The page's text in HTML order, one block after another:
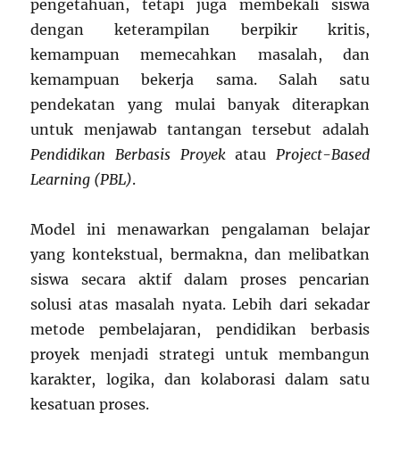
pengetahuan, tetapi juga membekali siswa
dengan keterampilan berpikir kritis,
kemampuan memecahkan masalah, dan
kemampuan bekerja sama. Salah satu
pendekatan yang mulai banyak diterapkan
untuk menjawab tantangan tersebut adalah
Pendidikan Berbasis Proyekatau Project-Based
Learning (PBL).
Model ini menawarkan pengalaman belajar
yang kontekstual, bermakna, dan melibatkan
siswa secara aktif dalam proses pencarian
solusi atas masalah nyata. Lebih dari sekadar
metode pembelajaran, pendidikan berbasis
proyek menjadi strategi untuk membangun
karakter, logika, dan kolaborasi dalam satu
kesatuan proses.